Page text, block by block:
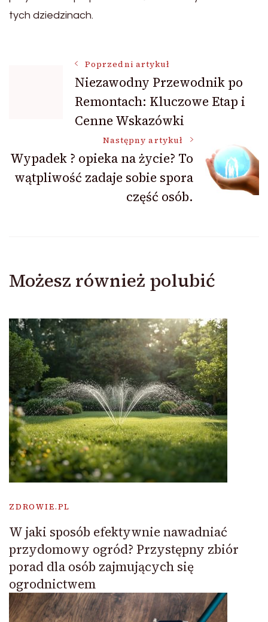
tych dziedzinach.
Nawigacja
wpisu
Poprzedni artykuł
Niezawodny Przewodnik po
Remontach: Kluczowe Etap i
Cenne Wskazówki
Następny artykuł
Wypadek ? opieka na życie? To
wątpliwość zadaje sobie spora
część osób.
Możesz również polubić
ZDROWIE.PL
W jaki sposób efektywnie nawadniać
przydomowy ogród? Przystępny zbiór
porad dla osób zajmujących się
ogrodnictwem